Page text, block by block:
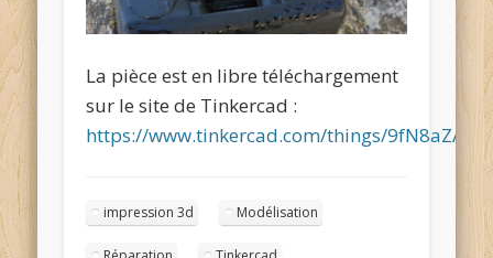
La pièce est en libre téléchargement
sur le site de Tinkercad :
https://www.tinkercad.com/things/
impression 3d Modélisation